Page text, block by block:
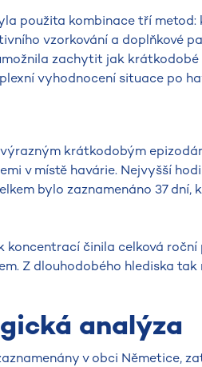
použita kombinace tří
vzorkování a doplňkové
zachytit jak
vyhodnocení situace po
krátkodobým
v místě havárie. Nejvyšší
bylo zaznamenáno 37
činila celková roční
Z dlouhodobého hlediska
analýza
v obci Němetice,